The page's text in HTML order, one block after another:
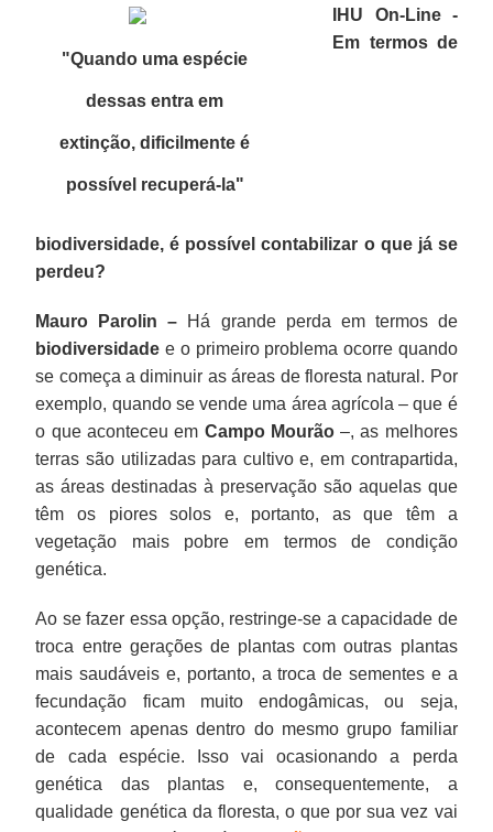
"Quando uma espécie
dessas entra em
extinção, dificilmente é
possível recuperá-la"
IHU On-Line -
Em termos de
biodiversidade, é possível contabilizar o que já se
perdeu?
Mauro Parolin – Há grande perda em termos de
biodiversidade e o primeiro problema ocorre quando
se começa a diminuir as áreas de floresta natural. Por
exemplo, quando se vende uma área agrícola – que é
o que aconteceu em Campo Mourão–, as melhores
terras são utilizadas para cultivo e, em contrapartida,
as áreas destinadas à preservação são aquelas que
têm os piores solos e, portanto, as que têm a
vegetação mais pobre em termos de condição
genética.
Ao se fazer essa opção, restringe-se a capacidade de
troca entre gerações de plantas com outras plantas
mais saudáveis e, portanto, a troca de sementes e a
fecundação ficam muito endogâmicas, ou seja,
acontecem apenas dentro do mesmo grupo familiar
de cada espécie. Isso vai ocasionando a perda
genética das plantas e, consequentemente, a
qualidade genética da floresta, o que por sua vez vai